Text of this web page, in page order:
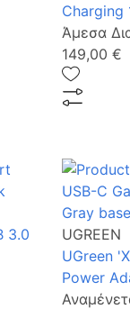
Charging
Άμεσα
149,00 €
3.0
UGREEN
UGreen
Power